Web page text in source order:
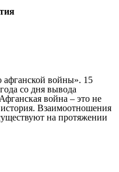
афганской войны». 15
со дня вывода
война – это не
Взаимоотношения
на протяжении